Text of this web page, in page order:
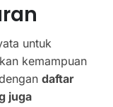
untuk
kemampuan
daftar
juga